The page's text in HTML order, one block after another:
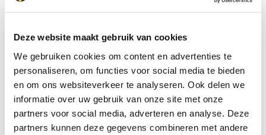
Deze website maakt gebruik van cookies
We gebruiken cookies om content en advertenties te
personaliseren, om functies voor social media te bieden
en om ons websiteverkeer te analyseren. Ook delen we
informatie over uw gebruik van onze site met onze
partners voor social media, adverteren en analyse. Deze
partners kunnen deze gegevens combineren met andere